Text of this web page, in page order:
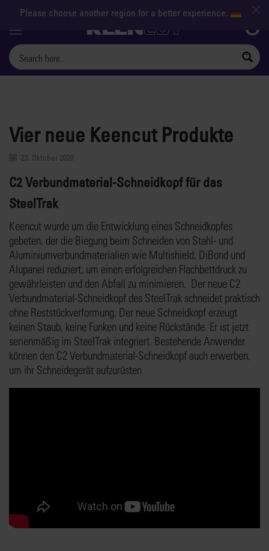
Please choose another region for a better experience.
Menu
Vier neue Keencut Produkte
23. Oktober 2020
C2 Verbundmaterial-Schneidkopf für das
SteelTrak
Keencut wurde um die Entwicklung eines Schneidkopfes
gebeten, der die Biegung beim Schneiden von Stahl- und
Aluminiumverbundmaterialien wie Multishield, DiBond und
Alupanel reduziert, um einen erfolgreichen Flachbettdruck zu
gewährleisten und den Abfall zu minimieren. Der neue C2
Verbundmaterial-Schneidkopf des SteelTrak schneidet praktisch
ohne Reststückverformung. Der neue Schneidkopf erzeugt
keinen Staub, keine Funken und keine Rückstände. Er ist jetzt
serienmäßig im SteelTrak integriert. Bestehende Anwender
können den C2 Verbundmaterial-Schneidkopf auch erwerben,
um ihr Schneidegerät aufzurüsten